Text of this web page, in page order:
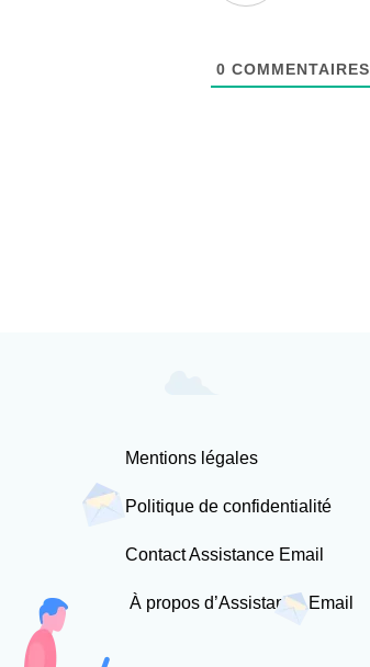
0 COMMENTAIRES
Mentions légales
Politique de confidentialité
Contact Assistance Email
À propos d’Assistance Email